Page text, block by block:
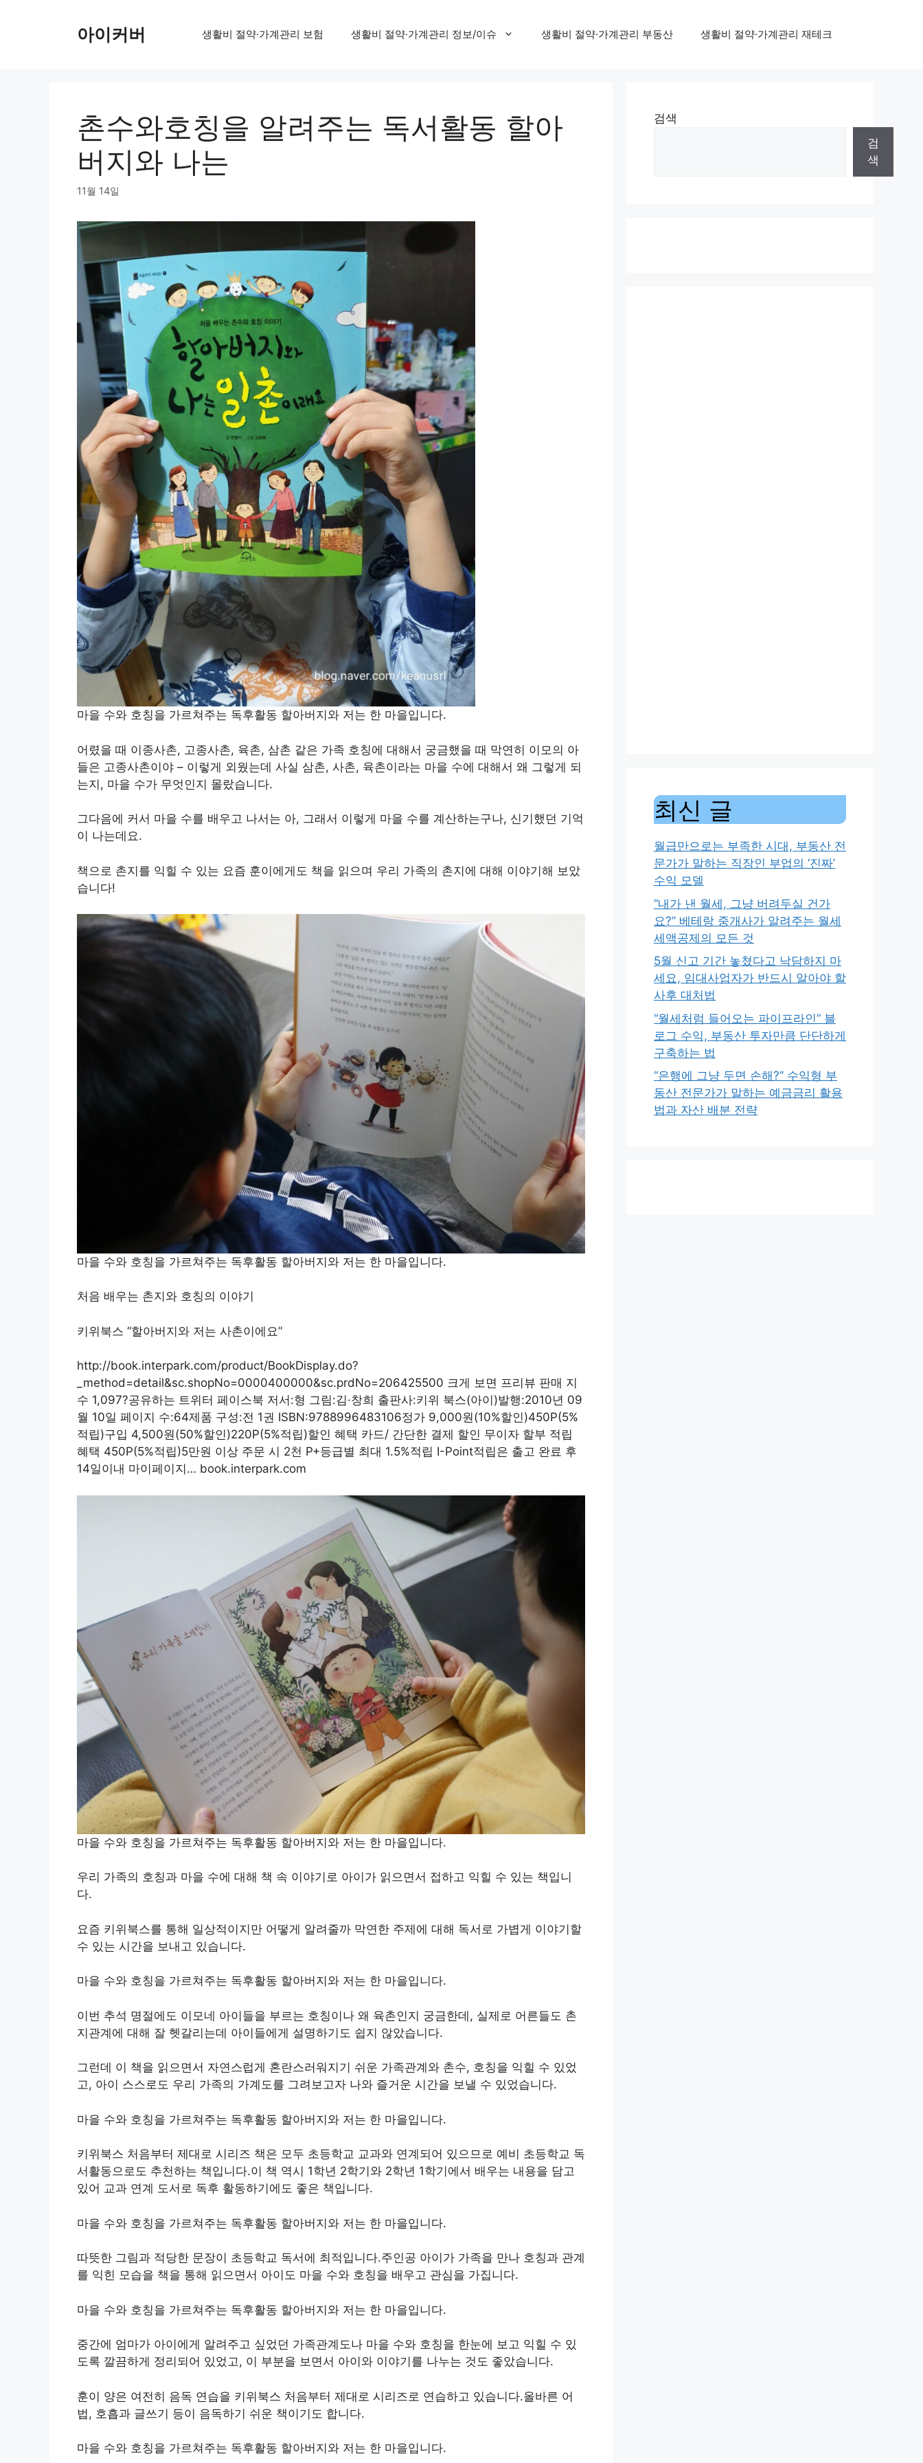
아이커버 생활비 절약·가계관리 보험 생활비 절약·가계관리 정보/이슈 생활비 절약·가계관리 부동산 생활비 절약·가계관리 재테크
촌수와호칭을 알려주는 독서활동 할아
버지와 나는
11월 14일
마을 수와 호칭을 가르쳐주는 독후활동 할아버지와 저는 한 마을입니다.
어렸을 때 이종사촌, 고종사촌, 육촌, 삼촌 같은 가족 호칭에 대해서 궁금했을 때 막연히 이모의 아
들은 고종사촌이야 – 이렇게 외웠는데 사실 삼촌, 사촌, 육촌이라는 마을 수에 대해서 왜 그렇게 되
는지, 마을 수가 무엇인지 몰랐습니다.
그다음에 커서 마을 수를 배우고 나서는 아, 그래서 이렇게 마을 수를 계산하는구나, 신기했던 기억
이 나는데요.
책으로 촌지를 익힐 수 있는 요즘 훈이에게도 책을 읽으며 우리 가족의 촌지에 대해 이야기해 보았
습니다!
마을 수와 호칭을 가르쳐주는 독후활동 할아버지와 저는 한 마을입니다.
처음 배우는 촌지와 호칭의 이야기
키위북스 “할아버지와 저는 사촌이에요”
http://book.interpark.com/product/BookDisplay.do?
_method=detail&sc.shopNo=0000400000&sc.prdNo=206425500 크게 보면 프리뷰 판매 지
수 1,097?공유하는 트위터 페이스북 저서:형 그림:김·창희 출판사:키위 북스(아이)발행:2010년 09
월 10일 페이지 수:64제품 구성:전 1권 ISBN:9788996483106정가 9,000원(10%할인)450P(5%
적립)구입 4,500원(50%할인)220P(5%적립)할인 혜택 카드/ 간단한 결제 할인 무이자 할부 적립
혜택 450P(5%적립)5만원 이상 주문 시 2천 P+등급별 최대 1.5%적립 I-Point적립은 출고 완료 후
14일이내 마이페이지… book.interpark.com
마을 수와 호칭을 가르쳐주는 독후활동 할아버지와 저는 한 마을입니다.
우리 가족의 호칭과 마을 수에 대해 책 속 이야기로 아이가 읽으면서 접하고 익힐 수 있는 책입니
다.
요즘 키위북스를 통해 일상적이지만 어떻게 알려줄까 막연한 주제에 대해 독서로 가볍게 이야기할
수 있는 시간을 보내고 있습니다.
마을 수와 호칭을 가르쳐주는 독후활동 할아버지와 저는 한 마을입니다.
이번 추석 명절에도 이모네 아이들을 부르는 호칭이나 왜 육촌인지 궁금한데, 실제로 어른들도 촌
지관계에 대해 잘 헷갈리는데 아이들에게 설명하기도 쉽지 않았습니다.
그런데 이 책을 읽으면서 자연스럽게 혼란스러워지기 쉬운 가족관계와 촌수, 호칭을 익힐 수 있었
고, 아이 스스로도 우리 가족의 가계도를 그려보고자 나와 즐거운 시간을 보낼 수 있었습니다.
마을 수와 호칭을 가르쳐주는 독후활동 할아버지와 저는 한 마을입니다.
키위북스 처음부터 제대로 시리즈 책은 모두 초등학교 교과와 연계되어 있으므로 예비 초등학교 독
서활동으로도 추천하는 책입니다.이 책 역시 1학년 2학기와 2학년 1학기에서 배우는 내용을 담고
있어 교과 연계 도서로 독후 활동하기에도 좋은 책입니다.
마을 수와 호칭을 가르쳐주는 독후활동 할아버지와 저는 한 마을입니다.
따뜻한 그림과 적당한 문장이 초등학교 독서에 최적입니다.주인공 아이가 가족을 만나 호칭과 관계
를 익힌 모습을 책을 통해 읽으면서 아이도 마을 수와 호칭을 배우고 관심을 가집니다.
마을 수와 호칭을 가르쳐주는 독후활동 할아버지와 저는 한 마을입니다.
중간에 엄마가 아이에게 알려주고 싶었던 가족관계도나 마을 수와 호칭을 한눈에 보고 익힐 수 있
도록 깔끔하게 정리되어 있었고, 이 부분을 보면서 아이와 이야기를 나누는 것도 좋았습니다.
훈이 양은 여전히 음독 연습을 키위북스 처음부터 제대로 시리즈로 연습하고 있습니다.올바른 어
법, 호흡과 글쓰기 등이 음독하기 쉬운 책이기도 합니다.
마을 수와 호칭을 가르쳐주는 독후활동 할아버지와 저는 한 마을입니다.
검색
검
색
최신 글
월급만으로는 부족한 시대, 부동산 전
문가가 말하는 직장인 부업의 ‘진짜’
수익 모델
“내가 낸 월세, 그냥 버려두실 건가
요?” 베테랑 중개사가 알려주는 월세
세액공제의 모든 것
5월 신고 기간 놓쳤다고 낙담하지 마
세요, 임대사업자가 반드시 알아야 할
사후 대처법
“월세처럼 들어오는 파이프라인” 블
로그 수익, 부동산 투자만큼 단단하게
구축하는 법
“은행에 그냥 두면 손해?” 수익형 부
동산 전문가가 말하는 예금금리 활용
법과 자산 배분 전략